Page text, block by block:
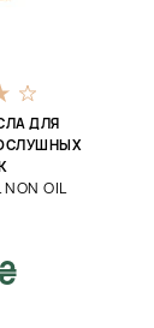
ДЛЯ
NON OIL